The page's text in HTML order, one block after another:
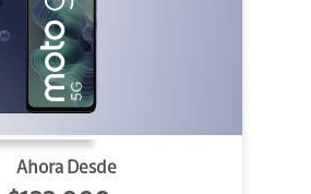
Ahora Desde